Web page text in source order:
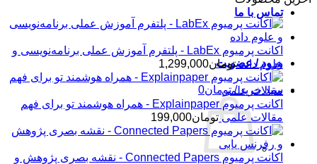
تماس با ما
ورود / عضویت
سبد خرید /تومان0
اکانت پرمیوم LabEx - پلتفرم آموزش عملی برنامه‌نویسی و
علوم داده تومان1,299,000
اکانت پرمیوم Explainpaper - همراه هوشمند تو برای فهم
مقالات علمی تومان199,000
اکانت پرمیوم Connected Papers - نقشه بصری پژوهش و